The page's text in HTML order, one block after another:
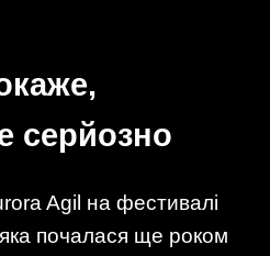
серйозно
Agil на фестивалі
почалася ще роком